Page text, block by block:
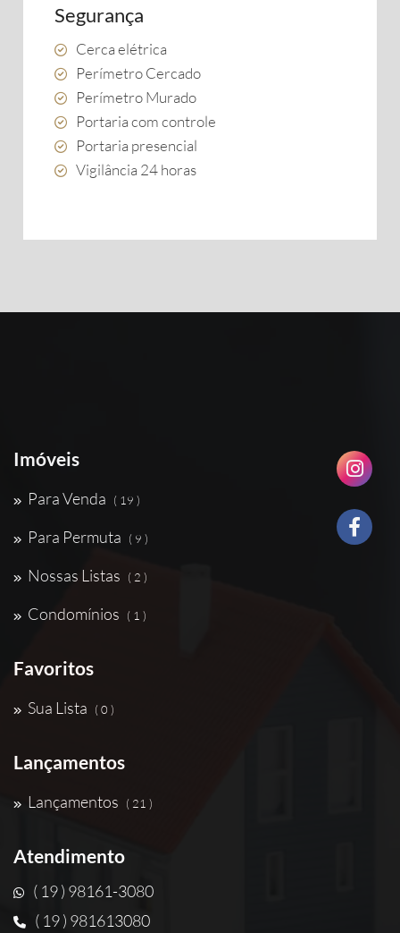
Segurança
Cerca elétrica
Perímetro Cercado
Perímetro Murado
Portaria com controle
Portaria presencial
Vigilância 24 horas
Imóveis
Para Venda ( 19 )
Para Permuta ( 9 )
Nossas Listas ( 2 )
Condomínios ( 1 )
Favoritos
Sua Lista ( 0 )
Lançamentos
Lançamentos ( 21 )
Atendimento
( 19 ) 98161-3080
( 19 ) 981613080